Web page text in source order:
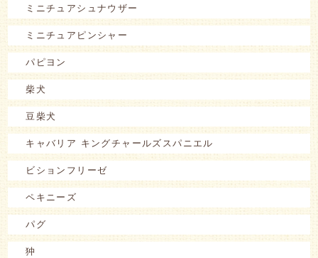
ミニチュアシュナウザー
ミニチュアピンシャー
パピヨン
柴犬
豆柴犬
キャバリア キングチャールズスパニエル
ビションフリーゼ
ペキニーズ
パグ
狆